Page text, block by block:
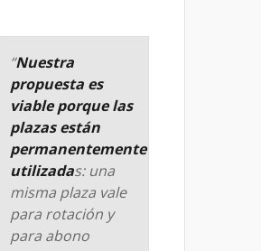
“Nuestra
propuesta es
viable porque las
plazas están
permanentemente
utilizadas: una
misma plaza vale
para rotación y
para abono